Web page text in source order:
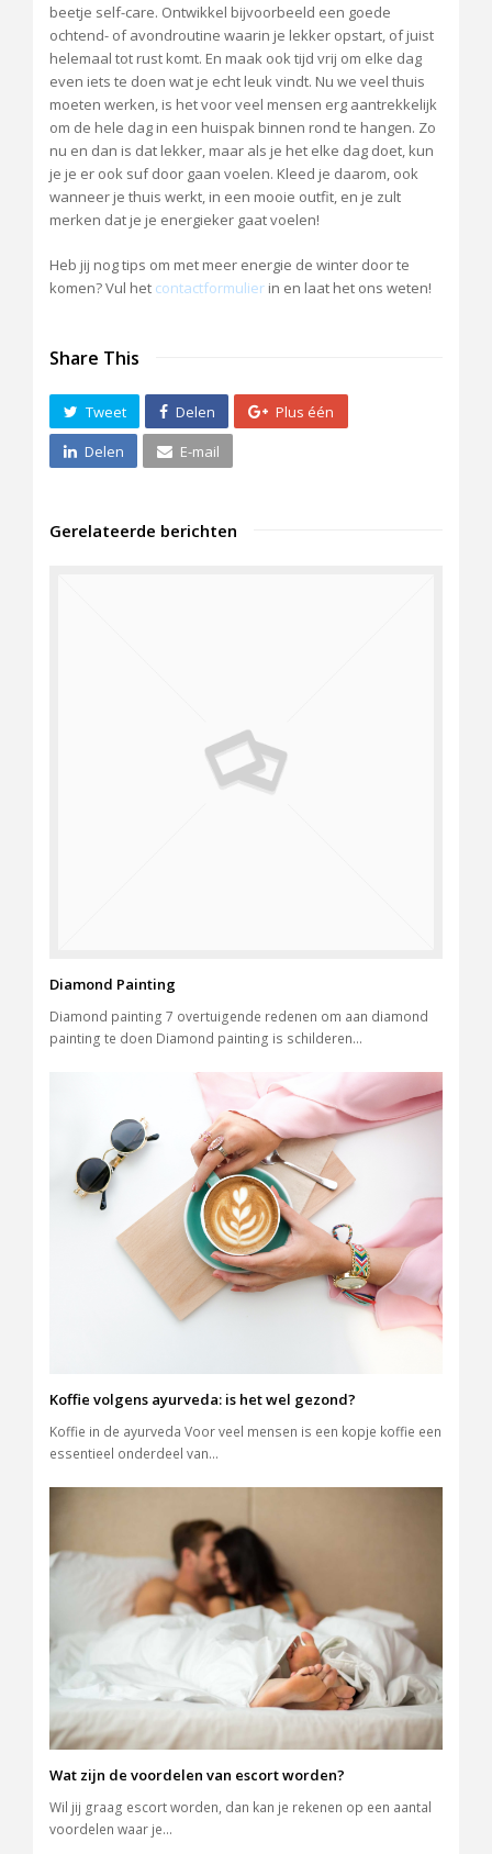
beetje self-care. Ontwikkel bijvoorbeeld een goede
ochtend- of avondroutine waarin je lekker opstart, of juist
helemaal tot rust komt. En maak ook tijd vrij om elke dag
even iets te doen wat je echt leuk vindt. Nu we veel thuis
moeten werken, is het voor veel mensen erg aantrekkelijk
om de hele dag in een huispak binnen rond te hangen. Zo
nu en dan is dat lekker, maar als je het elke dag doet, kun
je je er ook suf door gaan voelen. Kleed je daarom, ook
wanneer je thuis werkt, in een mooie outfit, en je zult
merken dat je je energieker gaat voelen!
Heb jij nog tips om met meer energie de winter door te
komen? Vul het contactformulier in en laat het ons weten!
Share This
Tweet Delen Plus één
Delen E-mail
Gerelateerde berichten
Diamond Painting
Diamond painting 7 overtuigende redenen om aan diamond
painting te doen Diamond painting is schilderen…
Koffie volgens ayurveda: is het wel gezond?
Koffie in de ayurveda Voor veel mensen is een kopje koffie een
essentieel onderdeel van…
Wat zijn de voordelen van escort worden?
Wil jij graag escort worden, dan kan je rekenen op een aantal
voordelen waar je…